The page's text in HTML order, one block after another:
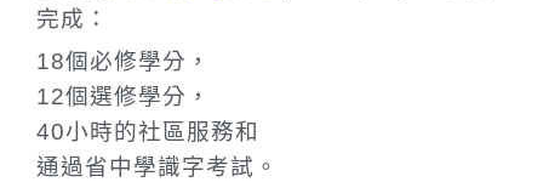
完成：
18個必修學分，
12個選修學分，
40小時的社區服務和
通過省中學識字考試。